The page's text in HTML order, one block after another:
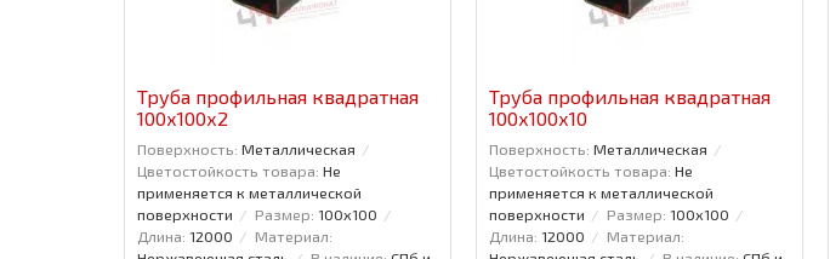
Труба профильная квадратная
100x100x2
Поверхность: Металлическая
Цветостойкость товара: Не
применяется к металлической
поверхности
Размер: 100x100
Длина: 12000
Материал:
Труба профильная квадратная
100x100x10
Поверхность: Металлическая
Цветостойкость товара: Не
применяется к металлической
поверхности
Размер: 100x100
Длина: 12000
Материал: